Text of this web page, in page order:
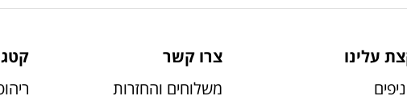
עלינו
צרו קשר
משלוחים והחזרות